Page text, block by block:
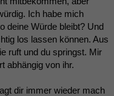
Ich habe mich
deine Würde bleibt? Und
los lassen können. Aus
ruft und du springst. Mir
abhängig von ihr.
dir immer wieder mach